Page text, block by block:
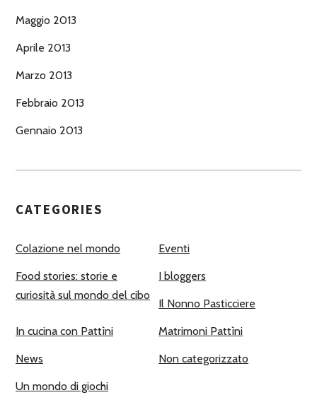
Maggio 2013
Aprile 2013
Marzo 2013
Febbraio 2013
Gennaio 2013
CATEGORIES
Colazione nel mondo Eventi
Food stories: storie e
curiosità sul mondo del cibo
I bloggers
Il Nonno Pasticciere
In cucina con Pattìni Matrimoni Pattìni
News Non categorizzato
Un mondo di giochi